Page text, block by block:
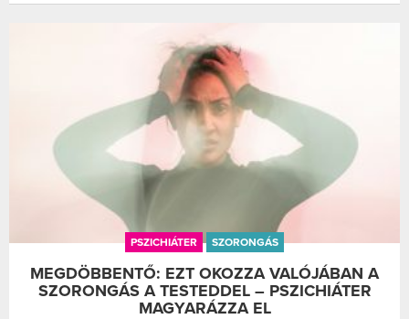
PSZICHIÁTER SZORONGÁS
MEGDÖBBENTŐ: EZT OKOZZA VALÓJÁBAN A
SZORONGÁS A TESTEDDEL – PSZICHIÁTER
MAGYARÁZZA EL